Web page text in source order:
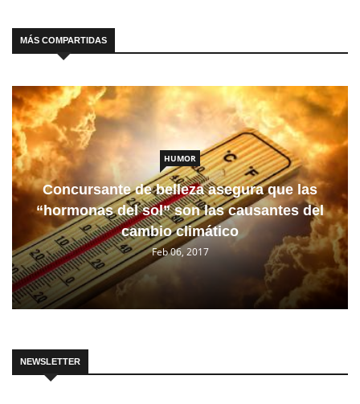
MÁS COMPARTIDAS
HUMOR
Concursante de belleza asegura que las
“hormonas del sol” son las causantes del
cambio climático
Feb 06, 2017
NEWSLETTER